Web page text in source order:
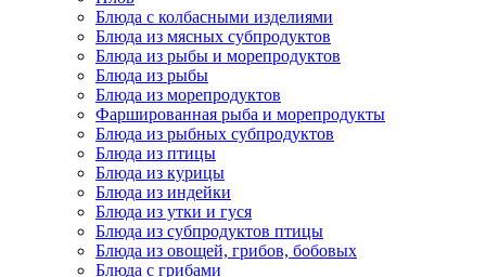
Блюда с колбасными изделиями
Блюда из мясных субпродуктов
Блюда из рыбы и морепродуктов
Блюда из рыбы
Блюда из морепродуктов
Фаршированная рыба и морепродукты
Блюда из рыбных субпродуктов
Блюда из птицы
Блюда из курицы
Блюда из индейки
Блюда из утки и гуся
Блюда из субпродуктов птицы
Блюда из овощей, грибов, бобовых
Блюда с грибами